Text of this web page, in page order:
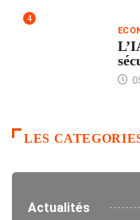
4
LES
Actualités